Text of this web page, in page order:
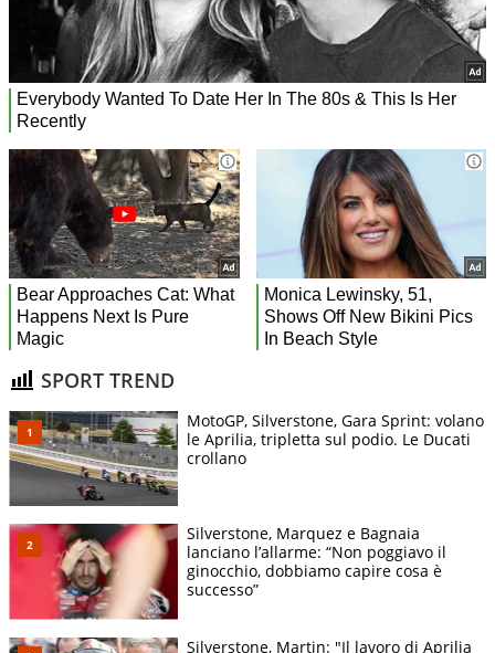
SPORT TREND
MotoGP, Silverstone, Gara Sprint: volano
le Aprilia, tripletta sul podio. Le Ducati
crollano
Silverstone, Marquez e Bagnaia
lanciano l’allarme: “Non poggiavo il
ginocchio, dobbiamo capire cosa è
successo”
Silverstone, Martin: "Il lavoro di Aprilia